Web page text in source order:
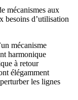
mécanismes aux
besoins d’utilisation
mécanisme
harmonique
à retour
élégamment
les lignes